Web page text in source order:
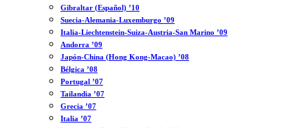
Gibraltar (Español) ’10
Suecia-Alemania-Luxemburgo ’09
Italia-Liechtenstein-Suiza-Austria-San Marino ’09
Andorra ’09
Japón-China (Hong Kong-Macao) ’08
Bélgica ’08
Portugal ’07
Tailandia ’07
Grecia ’07
Italia ’07